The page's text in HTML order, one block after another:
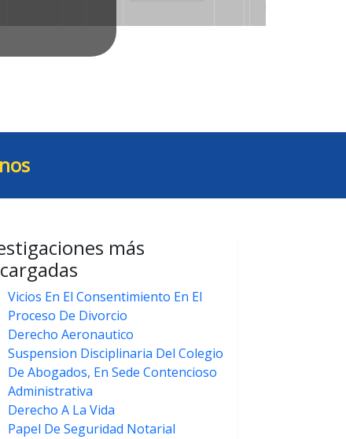
más
Vicios En El Consentimiento En El
Proceso De Divorcio
Derecho Aeronautico
Suspension Disciplinaria Del Colegio
De Abogados, En Sede Contencioso
Administrativa
Derecho A La Vida
Papel De Seguridad Notarial